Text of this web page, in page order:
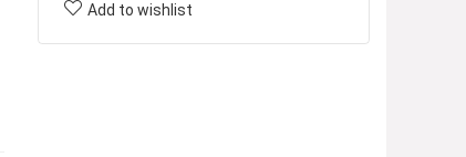
Add to wishlist